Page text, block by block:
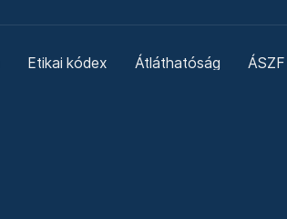
Etikai kódex Átláthatóság ÁSZF